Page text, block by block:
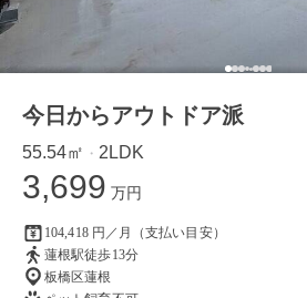
今日からアウトドア派
55.54㎡ ・ 2LDK
3,699 万円
104,418 円／月（支払い目安）
蓮根駅徒歩13分
板橋区蓮根